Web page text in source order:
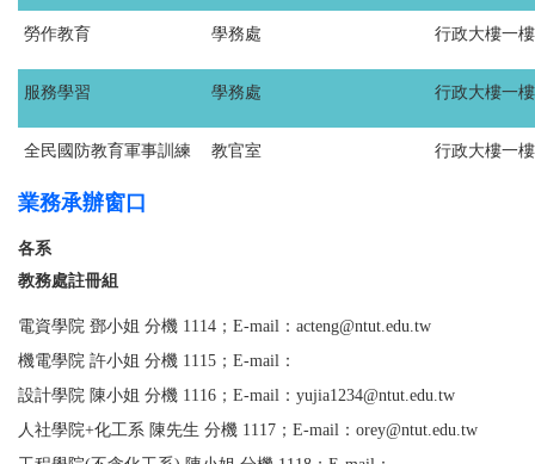
勞作教育 學務處 行政大樓一樓
服務學習 學務處 行政大樓一樓
全民國防教育軍事訓練 教官室 行政大樓一樓
業務承辦窗口
各系
教務處註冊組
電資學院 鄧小姐 分機 1114；E-mail： acteng@ntut.edu.tw
機電學院 許小姐 分機 1115；E-mail：
設計學院 陳小姐 分機 1116 ；E-mail： yujia1234@ntut.edu.tw
人社學院+化工系 陳先生 分機 1117；E-mail：orey@ntut.edu.tw